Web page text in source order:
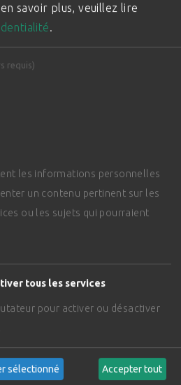
loup
vignes
pour la viticulture
grâce aux construction légère et
à couple élevé.
et confort d’utilisation
optimal.
agricoles innovatrices.
savoir plus, veuillez lire
.
requis)
les informations personnelles
un contenu pertinent sur les
ou les sujets qui pourraient
tous les services
pour activer ou désactiver
sélectionné Accepter tout